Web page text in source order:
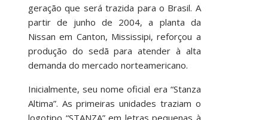
geração que será trazida para o Brasil. A
partir de junho de 2004, a planta da
Nissan em Canton, Mississipi, reforçou a
produção do sedã para atender à alta
demanda do mercado norteamericano.
Inicialmente, seu nome oficial era “Stanza
Altima”. As primeiras unidades traziam o
logotipo “STANZA” em letras pequenas à